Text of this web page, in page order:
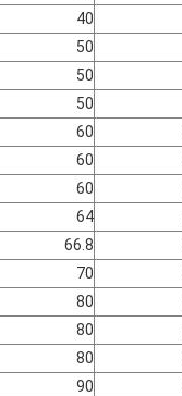
40
50
50
50
60
60
60
64
66.8
70
80
80
80
90